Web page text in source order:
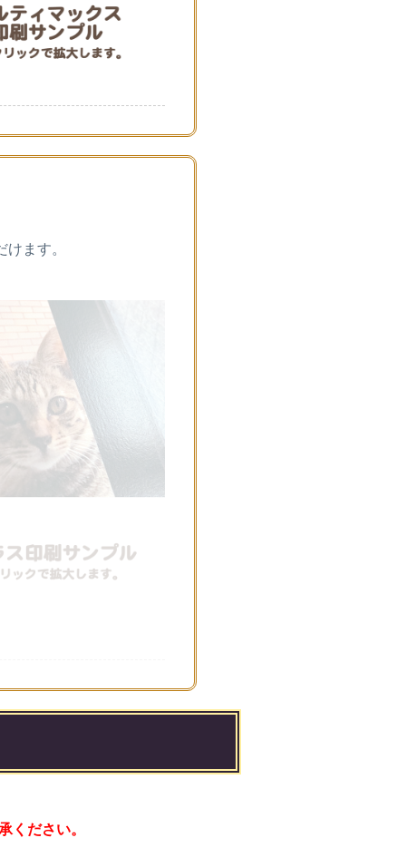
ます。
ください。